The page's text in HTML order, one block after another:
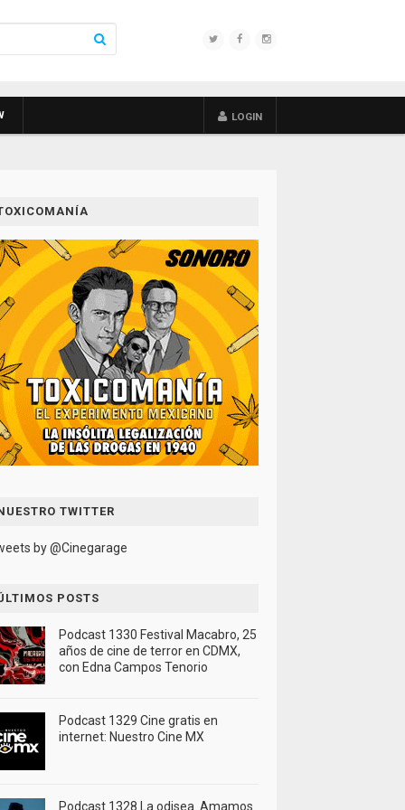
LOGIN
TWITTER
by @Cinegarage
POSTS
Podcast 1330 Festival Macabro, 25
años de cine de terror en CDMX,
con Edna Campos Tenorio
Podcast 1329 Cine gratis en
internet: Nuestro Cine MX
Podcast 1328 La odisea. Amamos